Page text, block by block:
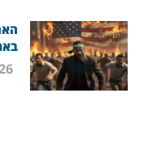
07/08/2026